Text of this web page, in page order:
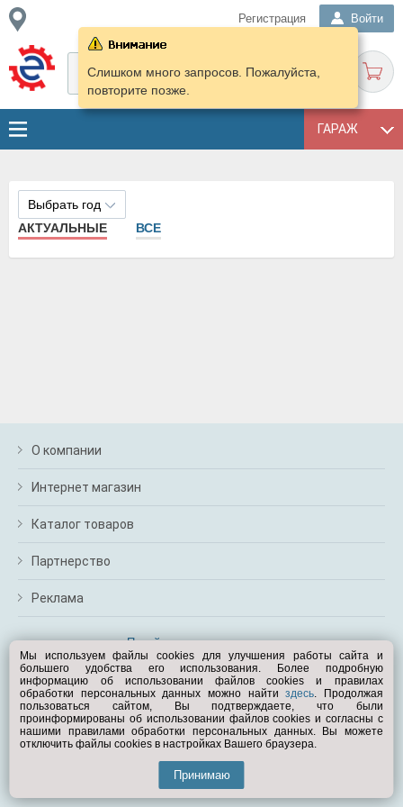
Регистрация Войти
ГАРАЖ
Слишком много запросов. Пожалуйста,
повторите позже.
Выбрать год
АКТУАЛЬНЫЕ
ВСЕ
О компании
Интернет магазин
Каталог товаров
Партнерство
Реклама
Перейти на полную версию
Вам помочь?
© Exist.ru 1998—2026
Мы используем файлы cookies для улучшения работы сайта и
большего удобства его использования. Более подробную
информацию об использовании файлов cookies и правилах
обработки персональных данных можно найтиздесь. Продолжая
пользоваться сайтом, Вы подтверждаете, что были
проинформированы об использовании файлов cookies и согласны с
нашими правилами обработки персональных данных. Вы можете
отключить файлы cookies в настройках Вашего браузера.
Принимаю